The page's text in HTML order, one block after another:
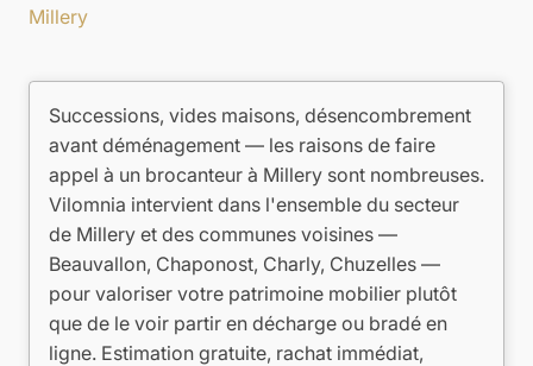
Millery
Successions, vides maisons, désencombrement
avant déménagement — les raisons de faire
appel à un brocanteur à Millery sont nombreuses.
Vilomnia intervient dans l'ensemble du secteur
de Millery et des communes voisines —
Beauvallon, Chaponost, Charly, Chuzelles —
pour valoriser votre patrimoine mobilier plutôt
que de le voir partir en décharge ou bradé en
ligne. Estimation gratuite, rachat immédiat,